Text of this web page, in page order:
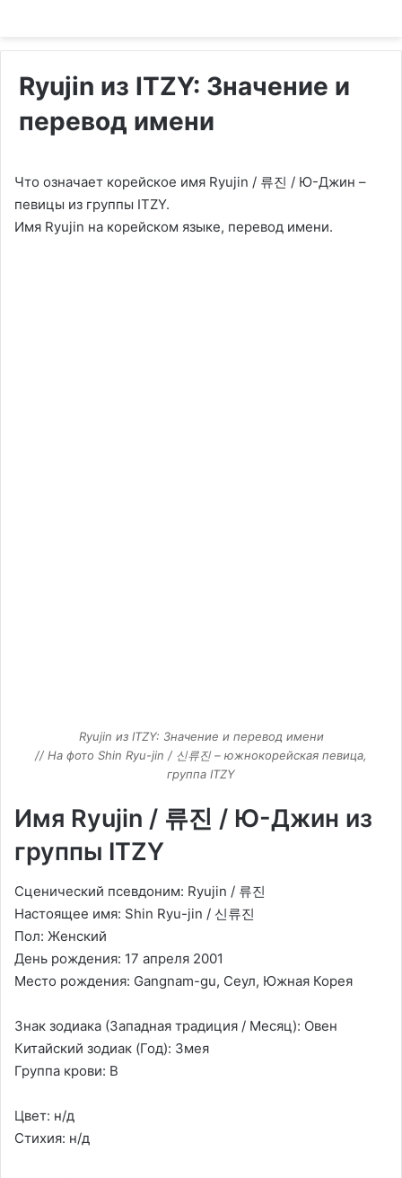
Ryujin из ITZY: Значение и
перевод имени
Что означает корейское имя Ryujin / 류진 / Ю-Джин –
певицы из группы ITZY.
Имя Ryujin на корейском языке, перевод имени.
Ryujin из ITZY: Значение и перевод имени
// На фото Shin Ryu-jin / 신류진 – южнокорейская певица,
группа ITZY
Имя Ryujin / 류진 / Ю-Джин из
группы ITZY
Сценический псевдоним: Ryujin / 류진
Настоящее имя: Shin Ryu-jin / 신류진
Пол: Женский
День рождения: 17 апреля 2001
Место рождения: Gangnam-gu, Сеул, Южная Корея
Знак зодиака (Западная традиция / Месяц): Овен
Китайский зодиак (Год): Змея
Группа крови: B
Цвет: н/д
Стихия: н/д